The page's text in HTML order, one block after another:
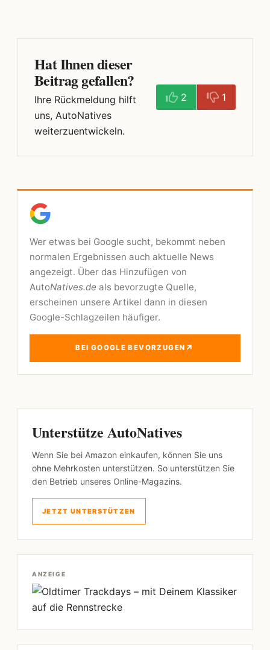
Hat Ihnen dieser
Beitrag gefallen?
Ihre Rückmeldung hilft
uns, AutoNatives
weiterzuentwickeln.
2 1
Wer etwas bei Google sucht, bekommt neben
normalen Ergebnissen auch aktuelle News
angezeigt. Über das Hinzufügen von
AutoNatives.de als bevorzugte Quelle,
erscheinen unsere Artikel dann in diesen
Google-Schlagzeilen häufiger.
BEI GOOGLE BEVORZUGEN ↗
Unterstütze AutoNatives
Wenn Sie bei Amazon einkaufen, können Sie uns
ohne Mehrkosten unterstützen. So unterstützen Sie
den Betrieb unseres Online-Magazins.
JETZT UNTERSTÜTZEN
ANZEIGE